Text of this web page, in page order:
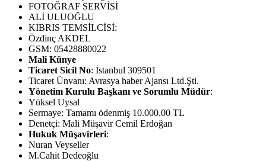
FOTOĞRAF SERVİSİ
ALİ ULUOĞLU
KIBRIS TEMSİLCİSİ:
Özdinç AKDEL
GSM: 05428880022
Mali Künye
Ticaret Sicil No: İstanbul 309501
Ticaret Ünvanı: Avrasya haber Ajansı Ltd.Şti.
Yönetim Kurulu Başkanı ve Sorumlu Müdür:
Yüksel Uysal
Sermaye: Tamamı ödenmiş 10.000.00 TL
Denetçi: Mali Müşavir Cemil Erdoğan
Hukuk Müşavirleri:
Nuran Veyseller
M.Cahit Dedeoğlu